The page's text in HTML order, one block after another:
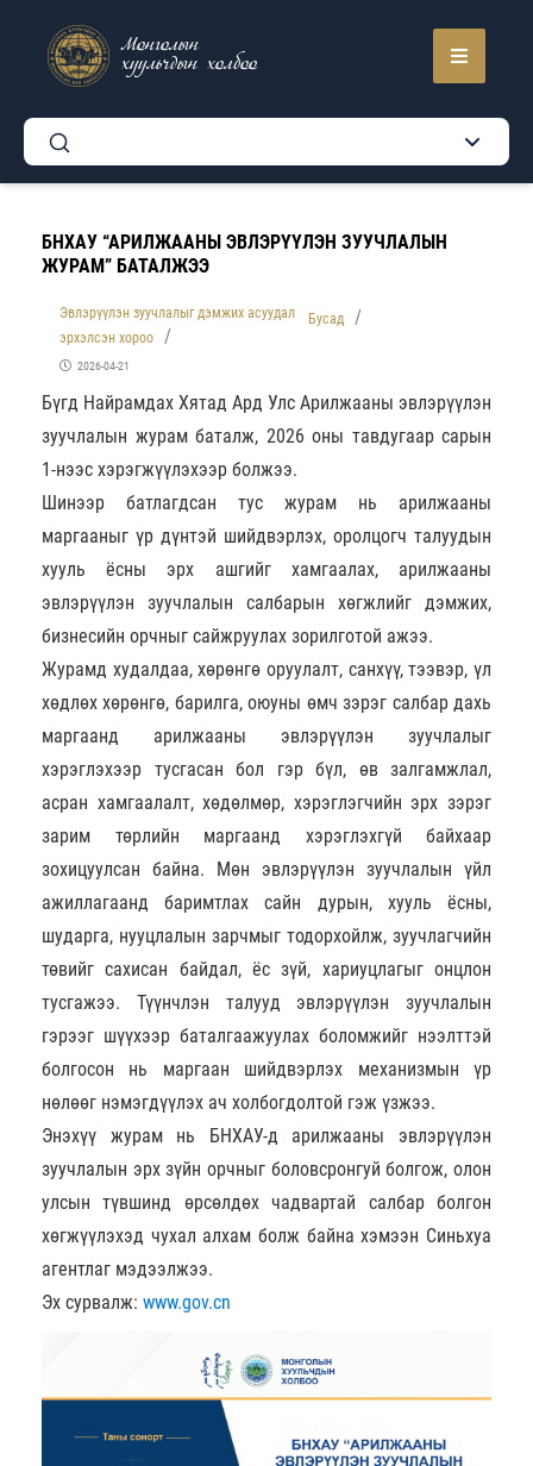
Монголын
хуульчдын холбоо
БНХАУ “АРИЛЖААНЫ ЭВЛЭРҮҮЛЭН ЗУУЧЛАЛЫН
ЖУРАМ” БАТАЛЖЭЭ
Эвлэрүүлэн зуучлалыг дэмжих асуудал
эрхэлсэн хороо
Бусад
2026-04-21
Бүгд Найрамдах Хятад Ард Улс Арилжааны эвлэрүүлэн
зуучлалын журам баталж, 2026 оны тавдугаар сарын
1-нээс хэрэгжүүлэхээр болжээ.
Шинээр батлагдсан тус журам нь арилжааны
маргааныг үр дүнтэй шийдвэрлэх, оролцогч талуудын
хууль ёсны эрх ашгийг хамгаалах, арилжааны
эвлэрүүлэн зуучлалын салбарын хөгжлийг дэмжих,
бизнесийн орчныг сайжруулах зорилготой ажээ.
Журамд худалдаа, хөрөнгө оруулалт, санхүү, тээвэр, үл
хөдлөх хөрөнгө, барилга, оюуны өмч зэрэг салбар дахь
маргаанд арилжааны эвлэрүүлэн зуучлалыг
хэрэглэхээр тусгасан бол гэр бүл, өв залгамжлал,
асран хамгаалалт, хөдөлмөр, хэрэглэгчийн эрх зэрэг
зарим төрлийн маргаанд хэрэглэхгүй байхаар
зохицуулсан байна. Мөн эвлэрүүлэн зуучлалын үйл
ажиллагаанд баримтлах сайн дурын, хууль ёсны,
шударга, нууцлалын зарчмыг тодорхойлж, зуучлагчийн
төвийг сахисан байдал, ёс зүй, хариуцлагыг онцлон
тусгажээ. Түүнчлэн талууд эвлэрүүлэн зуучлалын
гэрээг шүүхээр баталгаажуулах боломжийг нээлттэй
болгосон нь маргаан шийдвэрлэх механизмын үр
нөлөөг нэмэгдүүлэх ач холбогдолтой гэж үзжээ.
Энэхүү журам нь БНХАУ-д арилжааны эвлэрүүлэн
зуучлалын эрх зүйн орчныг боловсронгуй болгож, олон
улсын түвшинд өрсөлдөх чадвартай салбар болгон
хөгжүүлэхэд чухал алхам болж байна хэмээн Синьхуа
агентлаг мэдээлжээ.
Эх сурвалж: www.gov.cn